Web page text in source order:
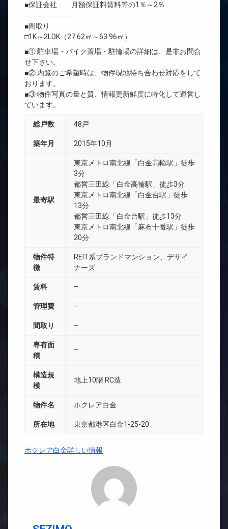
■保証会社 月額保証料賃料等の1％～2％
―――――――
■間取り
□1K～2LDK（27.62㎡～63.96㎡）
■① 駐車場・バイク置場・駐輪場の詳細は、是非お問合
せ下さい。
■② 内覧のご希望時は、物件現地待ち合わせ対応をして
おります。
■③ 物件写真の量と質、情報更新鮮度に特化して運営し
ています。
総戸数 48戸
築年月 2015年10月
最寄駅
東京メトロ南北線「白金高輪駅」徒歩
3分
都営三田線「白金高輪駅」徒歩3分
東京メトロ南北線「白金台駅」徒歩
13分
都営三田線「白金台駅」徒歩13分
東京メトロ南北線「麻布十番駅」徒歩
20分
物件特
徴
REIT系ブランドマンション、デザイ
ナーズ
賃料 –
管理費 –
間取り –
専有面
積
–
構造規
模
地上10階 RC造
物件名 ホクレア白金
所在地 東京都港区白金1-25-20
ホクレア白金詳しい情報